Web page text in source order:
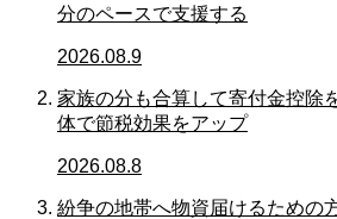
分のペースで支援する
2026.08.9
家族の分も合算して寄付金控除
体で節税効果をアップ
2026.08.8
紛争の地帯へ物資届けるための